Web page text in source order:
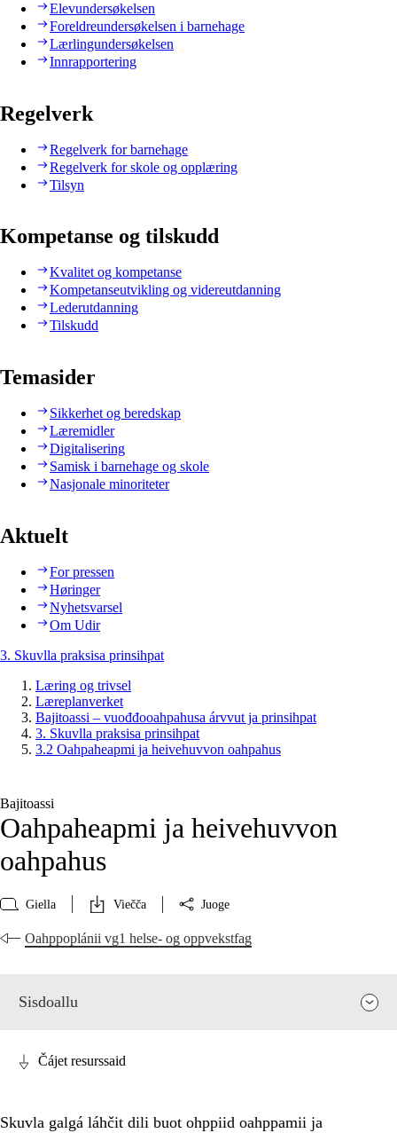
Elevundersøkelsen
Foreldreundersøkelsen i barnehage
Lærlingundersøkelsen
Innrapportering
Regelverk
Regelverk for barnehage
Regelverk for skole og opplæring
Tilsyn
Kompetanse og tilskudd
Kvalitet og kompetanse
Kompetanseutvikling og videreutdanning
Lederutdanning
Tilskudd
Temasider
Sikkerhet og beredskap
Læremidler
Digitalisering
Samisk i barnehage og skole
Nasjonale minoriteter
Aktuelt
For pressen
Høringer
Nyhetsvarsel
Om Udir
3. Skuvlla praksisa prinsihpat
Læring og trivsel
Læreplanverket
Bajitoassi – vuođđooahpahusa árvvut ja prinsihpat
3. Skuvlla praksisa prinsihpat
3.2 Oahpaheapmi ja heivehuvvon oahpahus
Bajitoassi
Oahpaheapmi ja heivehuvvon
oahpahus
Giella Viečča Juoge
Oahppoplánii vg1 helse- og oppvekstfag
Sisdoallu
Čájet resurssaid
Skuvla galgá láhčit dili buot ohppiid oahppamii ja